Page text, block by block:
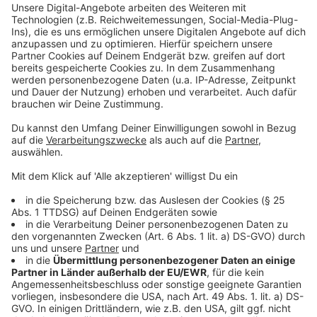
unterstützt. Auf Dauer könne es so nicht weitergehen,
so die Kämmerin der Stadt. Ende August 2024 hatte
sie in Tönisvorst eine Haushaltssperre verhängt. Diese
Maßnahme zeigt bereits Wirkung: Das errechnete
Minus hat sich nach Angaben der Stadt um fast vier
Millionen Euro verbessert.
Investitionen und finanzielle
Anzeige
Trotz der knappen Genehmigungsfähigkeit des
Haushalts 2025 kann Tönisvorst weiterhin in wichtige
Bereiche wie Schulen und Kitas investieren. Die
finanzielle Unterstützung durch das Land bleibe jedoch